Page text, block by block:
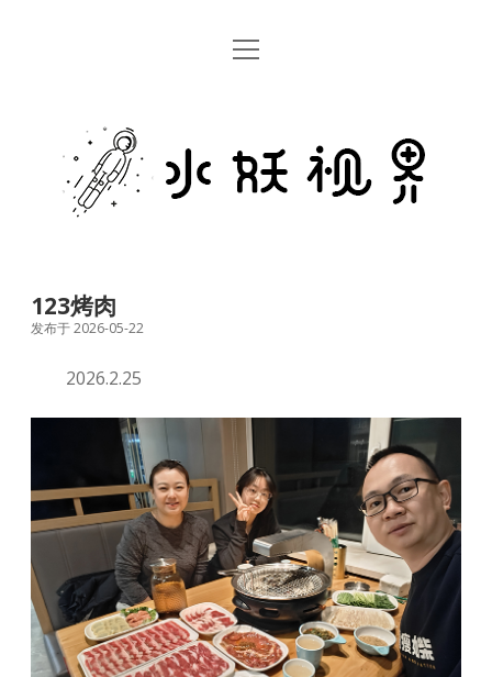
首页
关于
open
妖
视
123烤肉
发布于 2026-05-22
2026.2.25